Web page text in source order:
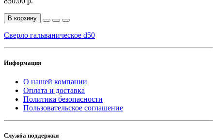
В корзину
Сверло гальваническое d50
Информация
О нашей компании
Оплата и доставка
Политика безопасности
Пользовательское соглашение
Служба поддержки